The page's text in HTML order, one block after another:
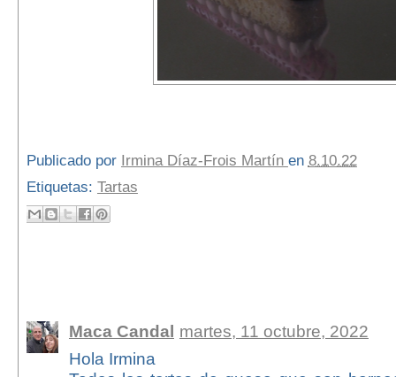
Publicado por Irmina Díaz-Frois Martín en 8.10.22
Etiquetas: Tartas
Maca Candal martes, 11 octubre, 2022
Hola Irmina